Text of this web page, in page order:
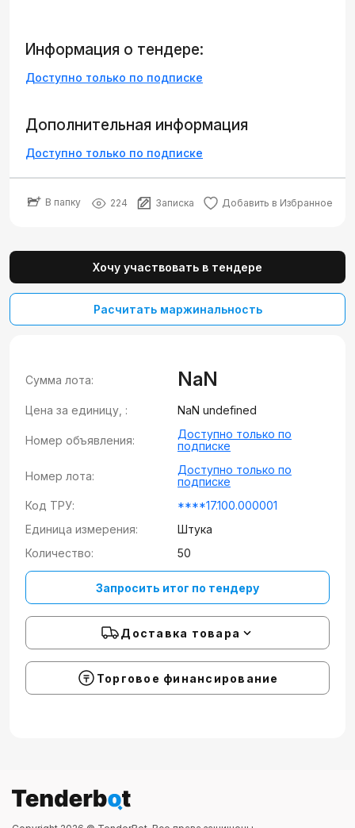
Информация о тендере:
Доступно только по подписке
Дополнительная информация
Доступно только по подписке
В папку 224 Записка Добавить в Избранное
Хочу участвовать в тендере
Расчитать маржинальность
Сумма лота: NaN
Цена за единицу, : NaN undefined
Номер объявления:
Доступно только по
подписке
Номер лота:
Доступно только по
подписке
Код ТРУ:
****17.100.000001
Единица измерения:
Штука
Количество:
50
Запросить итог по тендеру
Доставка товара
Торговое финансирование